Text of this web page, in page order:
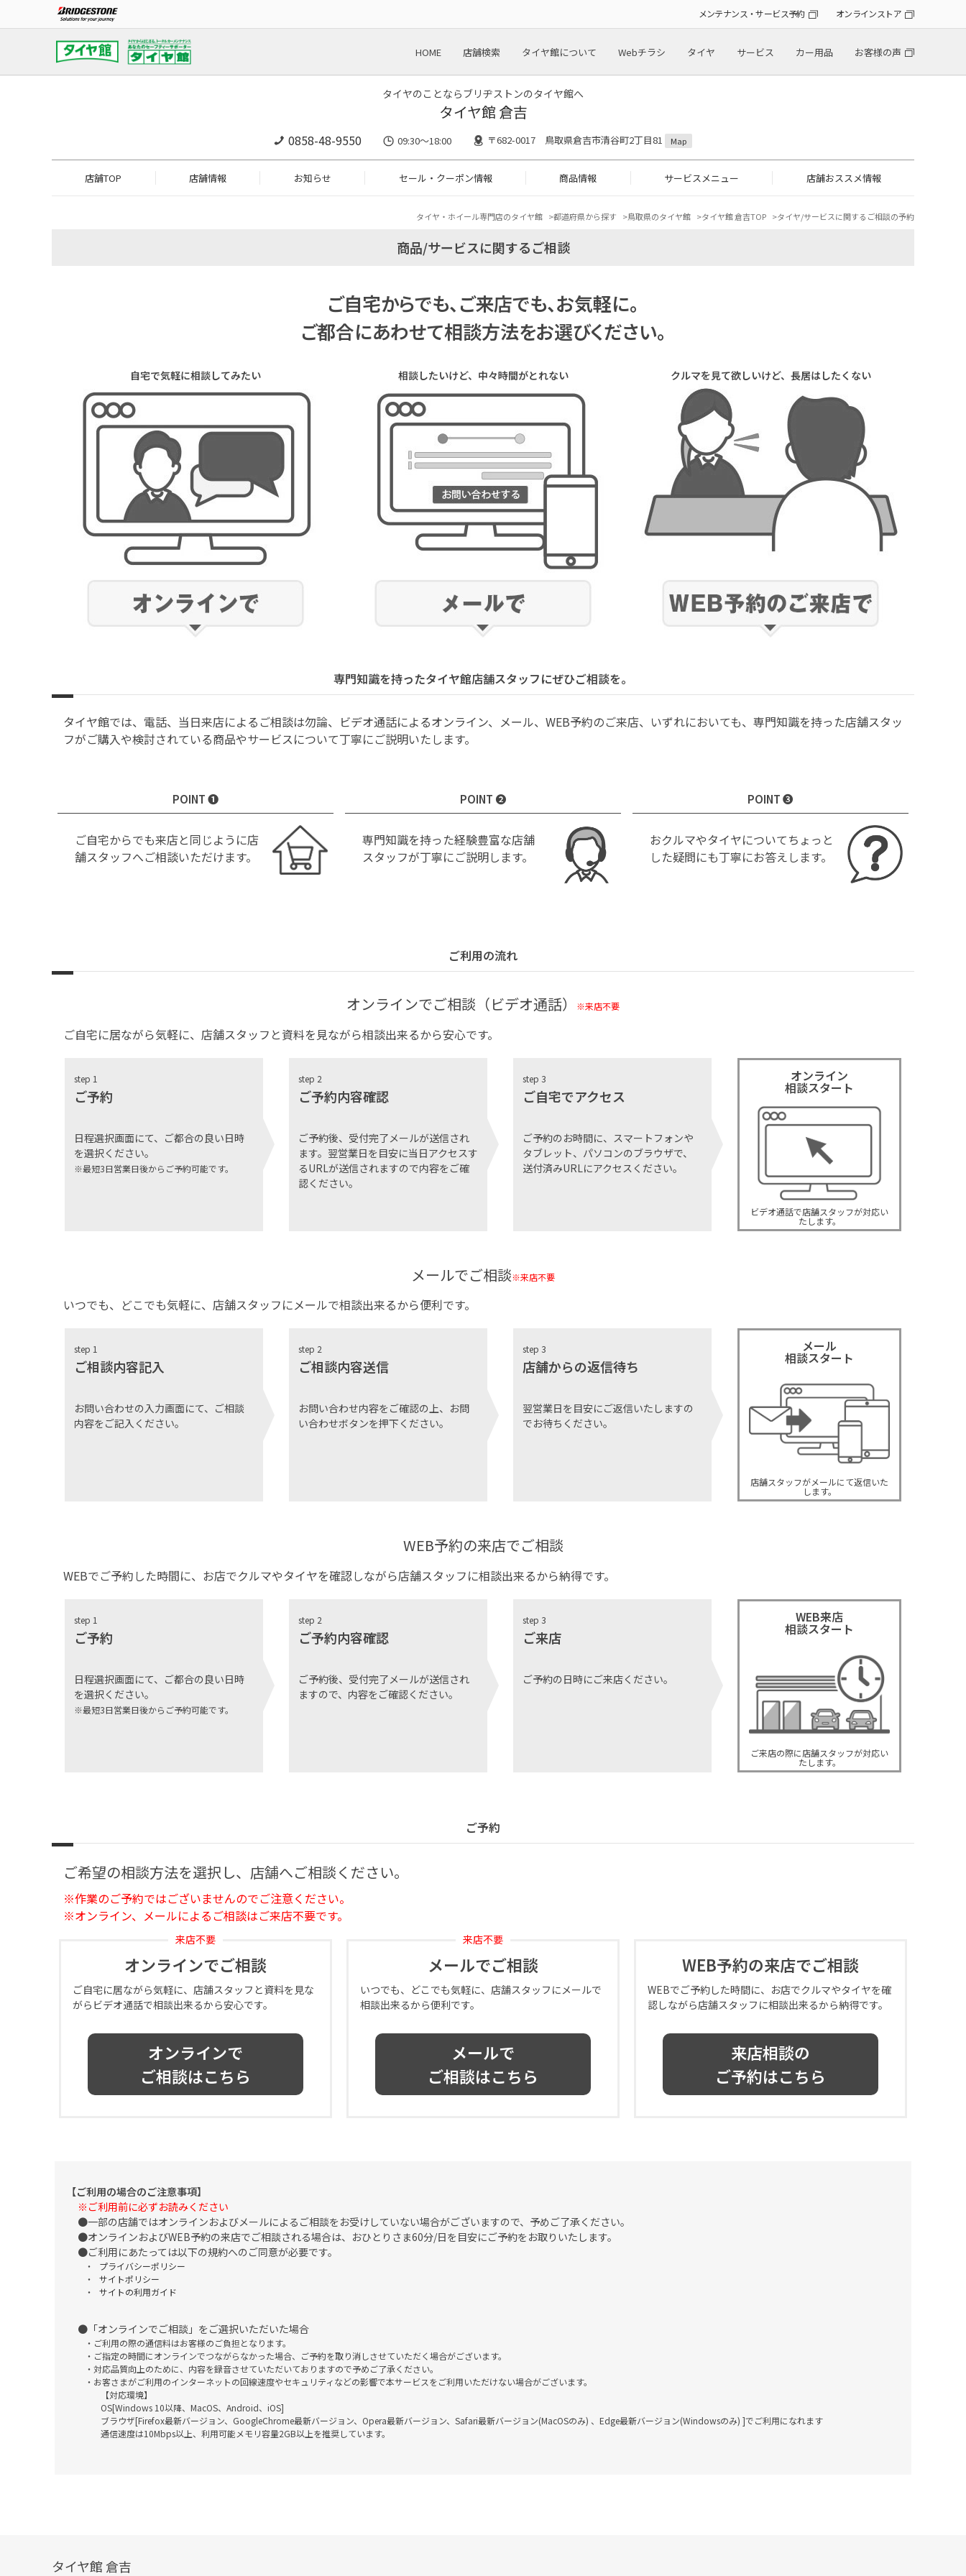
メンテナンス・サービス予約 オンラインストア
HOME 店舗検索 タイヤ館について Webチラシ タイヤ サービス カー用品 お客様の声
タイヤのことならブリヂストンのタイヤ館へ
タイヤ館 倉吉
0858-48-9550 09:30～18:00 〒682-0017 鳥取県倉吉市清谷町2丁目81 Map
店舗TOP 店舗情報 お知らせ セール・クーポン情報 商品情報 サービスメニュー 店舗おススメ情報
タイヤ・ホイール専門店のタイヤ館 都道府県から探す 鳥取県のタイヤ館 タイヤ館 倉吉TOP タイヤ/サービスに関するご相談の予約
商品/サービスに関するご相談
ご自宅からでも、ご来店でも、お気軽に。
ご都合にあわせて相談方法をお選びください。
自宅で気軽に相談してみたい 相談したいけど、中々時間がとれない クルマを見て欲しいけど、長居はしたくない
専門知識を持ったタイヤ館店舗スタッフにぜひご相談を。
タイヤ館では、電話、当日来店によるご相談は勿論、ビデオ通話によるオンライン、メール、WEB予約のご来店、いずれにおいても、専門知識を持った店舗スタッ
フがご購入や検討されている商品やサービスについて丁寧にご説明いたします。
POINT ❶
ご自宅からでも来店と同じように店
舗スタッフへご相談いただけます。
POINT ❷
専門知識を持った経験豊富な店舗
スタッフが丁寧にご説明します。
POINT ❸
おクルマやタイヤについてちょっと
した疑問にも丁寧にお答えします。
ご利用の流れ
オンラインでご相談（ビデオ通話） ※来店不要
ご自宅に居ながら気軽に、店舗スタッフと資料を見ながら相談出来るから安心です。
step 1
ご予約
日程選択画面にて、ご都合の良い日時
を選択ください。
※最短3日営業日後からご予約可能です。
step 2
ご予約内容確認
ご予約後、受付完了メールが送信され
ます。翌営業日を目安に当日アクセスす
るURLが送信されますので内容をご確
認ください。
step 3
ご自宅でアクセス
ご予約のお時間に、スマートフォンや
タブレット、パソコンのブラウザで、
送付済みURLにアクセスください。
オンライン
相談スタート
ビデオ通話で店舗スタッフが対応い
たします。
メールでご相談※来店不要
いつでも、どこでも気軽に、店舗スタッフにメールで相談出来るから便利です。
step 1
ご相談内容記入
お問い合わせの入力画面にて、ご相談
内容をご記入ください。
step 2
ご相談内容送信
お問い合わせ内容をご確認の上、お問
い合わせボタンを押下ください。
step 3
店舗からの返信待ち
翌営業日を目安にご返信いたしますの
でお待ちください。
メール
相談スタート
店舗スタッフがメールにて返信いた
します。
WEB予約の来店でご相談
WEBでご予約した時間に、お店でクルマやタイヤを確認しながら店舗スタッフに相談出来るから納得です。
step 1
ご予約
日程選択画面にて、ご都合の良い日時
を選択ください。
※最短3日営業日後からご予約可能です。
step 2
ご予約内容確認
ご予約後、受付完了メールが送信され
ますので、内容をご確認ください。
step 3
ご来店
ご予約の日時にご来店ください。
WEB来店
相談スタート
ご来店の際に店舗スタッフが対応い
たします。
ご予約
ご希望の相談方法を選択し、店舗へご相談ください。
※作業のご予約ではございませんのでご注意ください。
※オンライン、メールによるご相談はご来店不要です。
来店不要
オンラインでご相談
ご自宅に居ながら気軽に、店舗スタッフと資料を見な
がらビデオ通話で相談出来るから安心です。
オンラインで
ご相談はこちら
来店不要
メールでご相談
いつでも、どこでも気軽に、店舗スタッフにメールで
相談出来るから便利です。
メールで
ご相談はこちら
WEB予約の来店でご相談
WEBでご予約した時間に、お店でクルマやタイヤを確
認しながら店舗スタッフに相談出来るから納得です。
来店相談の
ご予約はこちら
【ご利用の場合のご注意事項】
※ご利用前に必ずお読みください
一部の店舗ではオンラインおよびメールによるご相談をお受けしていない場合がございますので、予めご了承ください。
オンラインおよびWEB予約の来店でご相談される場合は、おひとりさま60分/日を目安にご予約をお取りいたします。
ご利用にあたっては以下の規約へのご同意が必要です。
プライバシーポリシー
サイトポリシー
サイトの利用ガイド
「オンラインでご相談」をご選択いただいた場合
ご利用の際の通信料はお客様のご負担となります。
ご指定の時間にオンラインでつながらなかった場合、ご予約を取り消しさせていただく場合がございます。
対応品質向上のために、内容を録音させていただいておりますので予めご了承ください。
お客さまがご利用のインターネットの回線速度やセキュリティなどの影響で本サービスをご利用いただけない場合がございます。
【対応環境】
OS[Windows 10以降、MacOS、Android、iOS]
ブラウザ[Firefox最新バージョン、GoogleChrome最新バージョン、Opera最新バージョン、Safari最新バージョン(MacOSのみ) 、Edge最新バージョン(Windowsのみ) ]でご利用になれます
通信速度は10Mbps以上、利用可能メモリ容量2GB以上を推奨しています。
タイヤ館 倉吉